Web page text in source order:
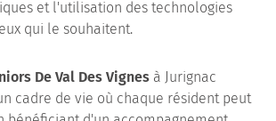
et l'utilisation des technologies
qui le souhaitent.
De Val Des Vignes à Jurignac
cadre de vie où chaque résident peut